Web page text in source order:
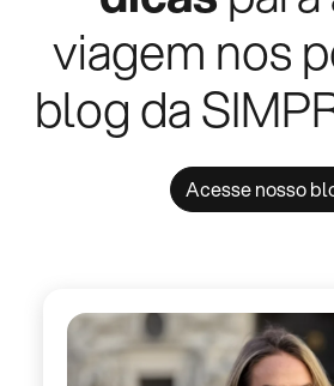
viagem nos
blog da
Acesse nosso